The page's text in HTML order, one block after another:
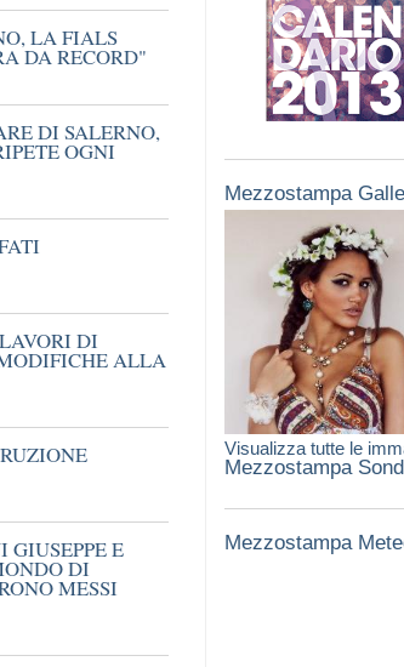
Mezzostampa
Visualizza tutte le
Mezzostampa
Mezzostampa
LA FIALS
DA RECORD"
DI SALERNO,
OGNI
DI
ALLA
GIUSEPPE E
DI
MESSI